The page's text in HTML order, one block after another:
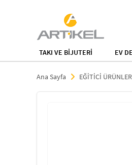
TAKI VE BİJUTERİ EV
Ana Sayfa EĞİTİCİ ÜRÜNLER